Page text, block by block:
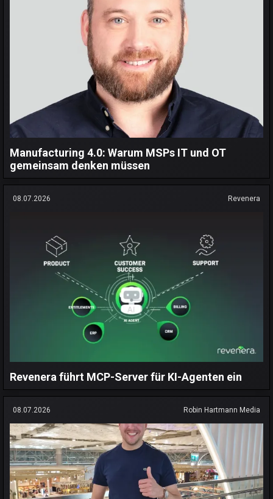
Manufacturing 4.0: Warum MSPs IT und OT
gemeinsam denken müssen
08.07.2026 Revenera
Revenera führt MCP-Server für KI-Agenten ein
08.07.2026 Robin Hartmann Media